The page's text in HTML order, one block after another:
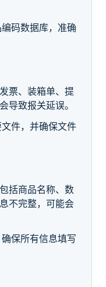
码数据库，准确
票、装箱单、提
导致报关延误。
件，并确保文件
括商品名称、数
不完整，可能会
保所有信息填写